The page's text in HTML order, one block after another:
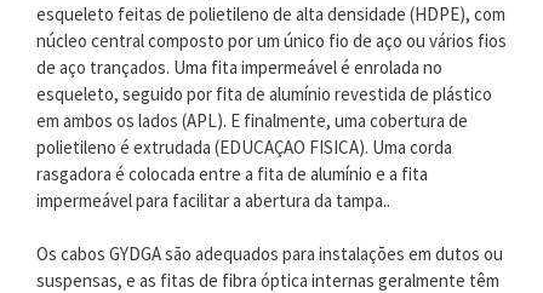
esqueleto feitas de polietileno de alta densidade (HDPE), com
núcleo central composto por um único fio de aço ou vários fios
de aço trançados. Uma fita impermeável é enrolada no
esqueleto, seguido por fita de alumínio revestida de plástico
em ambos os lados (APL). E finalmente, uma cobertura de
polietileno é extrudada (EDUCAÇAO FISICA). Uma corda
rasgadora é colocada entre a fita de alumínio e a fita
impermeável para facilitar a abertura da tampa..
Os cabos GYDGA são adequados para instalações em dutos ou
suspensas, e as fitas de fibra óptica internas geralmente têm